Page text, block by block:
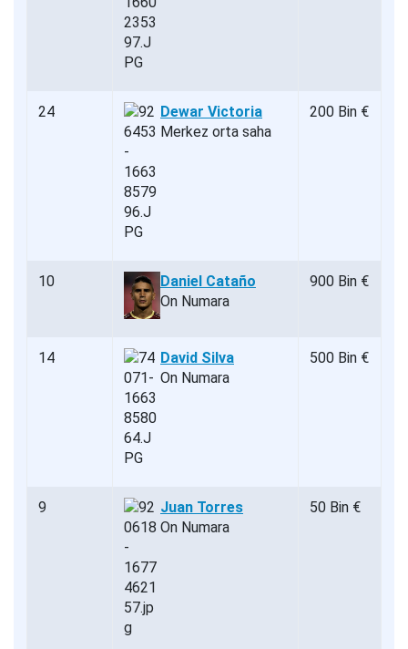
24
Dewar Victoria
Merkez orta saha
200 Bin €
10
Daniel Cataño
On Numara
900 Bin €
14
David Silva
On Numara
500 Bin €
9
Juan Torres
On Numara
50 Bin €